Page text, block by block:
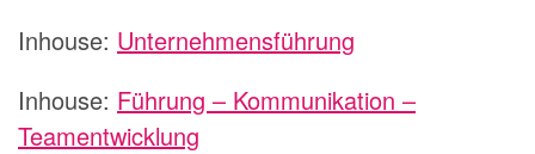
Inhouse: Unternehmensführung
Inhouse: Führung – Kommunikation –
Teamentwicklung